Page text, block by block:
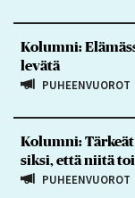
Kolumni:
levätä
PUHEENVUOROT
Kolumni:
siksi, että niitä
PUHEENVUOROT